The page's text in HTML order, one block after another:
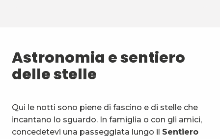
2 Biathlon estivo
3 Sport aerei
4 Sport di montagna e natura
5 Attività e mezzi insoliti
Astronomia e sentiero
delle stelle
Qui le notti sono piene di fascino e di stelle che
incantano lo sguardo. In famiglia o con gli amici,
concedetevi una passeggiata lungo il Sentiero